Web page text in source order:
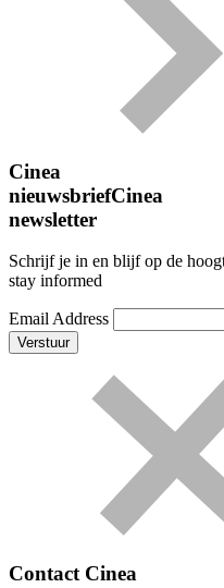
Cinea
nieuwsbriefCinea
newsletter
Schrijf je in en blijf op de
stay informed
Email Address
Contact Cinea